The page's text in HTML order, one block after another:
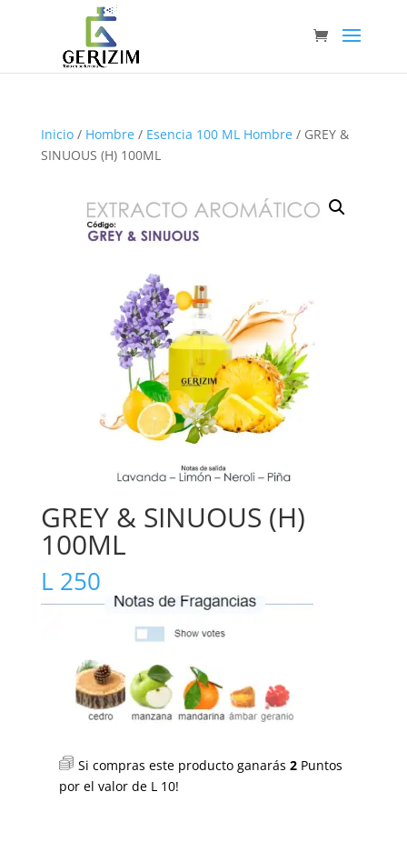
Inicio/ Hombre/ Esencia 100 ML Hombre/ GREY &
SINUOUS (H) 100ML
GREY & SINUOUS (H)
100ML
L 250
Si compras este producto ganarás 2Puntos
por el valor de L10!